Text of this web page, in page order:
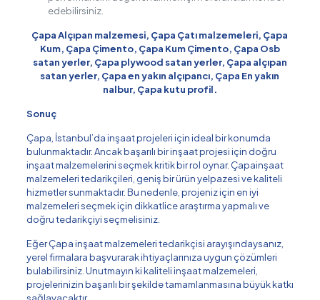
edebilirsiniz.
Çapa Alçıpan malzemesi, Çapa Çatı malzemeleri, Çapa
Kum, Çapa Çimento, Çapa Kum Çimento, Çapa Osb
satan yerler, Çapa plywood satan yerler, Çapa alçıpan
satan yerler, Çapa en yakın alçıpancı, Çapa En yakın
nalbur, Çapa kutu profil.
Sonuç
Çapa, İstanbul’da inşaat projeleri için ideal bir konumda
bulunmaktadır. Ancak başarılı bir inşaat projesi için doğru
inşaat malzemelerini seçmek kritik bir rol oynar. Çapainşaat
malzemeleri tedarikçileri, geniş bir ürün yelpazesi ve kaliteli
hizmetler sunmaktadır. Bu nedenle, projeniz için en iyi
malzemeleri seçmek için dikkatlice araştırma yapmalı ve
doğru tedarikçiyi seçmelisiniz.
Eğer Çapa inşaat malzemeleri tedarikçisi arayışındaysanız,
yerel firmalara başvurarak ihtiyaçlarınıza uygun çözümleri
bulabilirsiniz. Unutmayın ki kaliteli inşaat malzemeleri,
projelerinizin başarılı bir şekilde tamamlanmasına büyük katkı